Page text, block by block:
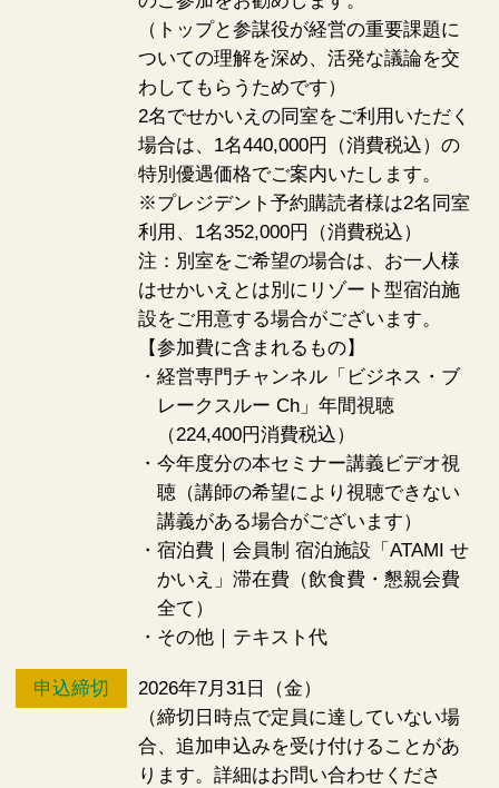
（トップと参謀役が経営の重要課題に
ついての理解を深め、活発な議論を交
わしてもらうためです）
2名でせかいえの同室をご利用いただく
場合は、1名440,000円（消費税込）の
特別優遇価格でご案内いたします。
※プレジデント予約購読者様は2名同室
利用、1名352,000円（消費税込）
注：別室をご希望の場合は、お一人様
はせかいえとは別にリゾート型宿泊施
設をご用意する場合がございます。
【参加費に含まれるもの】
・経営専門チャンネル「ビジネス・ブ
レークスルー Ch」年間視聴
（224,400円消費税込）
・今年度分の本セミナー講義ビデオ視
聴（講師の希望により視聴できない
講義がある場合がございます）
・宿泊費｜会員制 宿泊施設「ATAMI せ
かいえ」滞在費（飲食費・懇親会費
全て）
・その他｜テキスト代
申込締切
2026年7月31日（金）
（締切日時点で定員に達していない場
合、追加申込みを受け付けることがあ
ります。詳細はお問い合わせくださ